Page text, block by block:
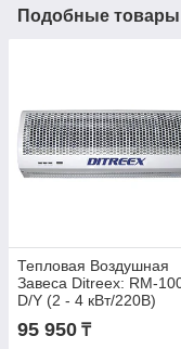
Подобные
Тепловая Воздушная
Завеса Ditreex: RM-
D/Y (2 - 4 кВт/220В)
95 950 ₸